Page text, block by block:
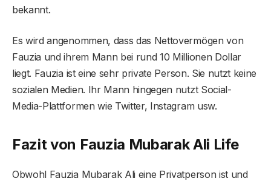
bekannt.
Es wird angenommen, dass das Nettovermögen von
Fauzia und ihrem Mann bei rund 10 Millionen Dollar
liegt. Fauzia ist eine sehr private Person. Sie nutzt keine
sozialen Medien. Ihr Mann hingegen nutzt Social-
Media-Plattformen wie Twitter, Instagram usw.
Fazit von Fauzia Mubarak Ali Life
Obwohl Fauzia Mubarak Ali eine Privatperson ist und